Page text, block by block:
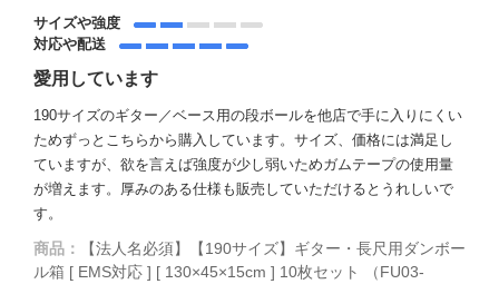
サイズや強度
対応や配送
愛用しています
190サイズのギター／ベース用の段ボールを他店で手に入りにくい
ためずっとこちらから購入しています。サイズ、価格には満足し
ていますが、欲を言えば強度が少し弱いためガムテープの使用量
が増えます。厚みのある仕様も販売していただけるとうれしいで
す。
商品：
【法人名必須】【190サイズ】ギター・長尺用ダンボー
ル箱 [ EMS対応 ] [ 130×45×15cm ] 10枚セット （FU03-